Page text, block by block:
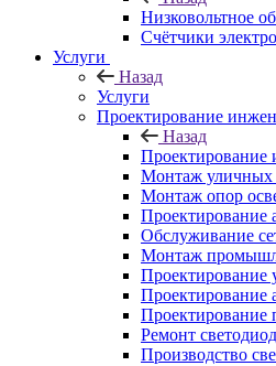
Низковольтное
Счётчики
Услуги
Назад
Услуги
Проектирование
Назад
Проектирование
Монтаж уличных
Монтаж опор
Проектирование
Обслуживание
Монтаж
Проектирование
Проектирование
Ремонт
Производство